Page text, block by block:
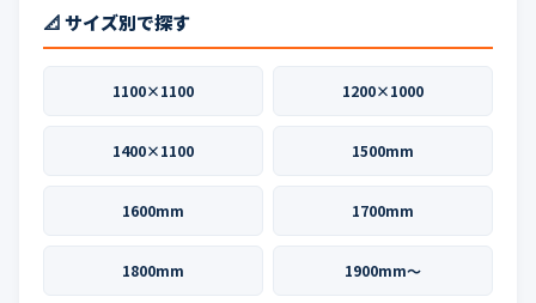
📐 サイズ別で探す
1100×1100 1200×1000
1400×1100 1500mm
1600mm 1700mm
1800mm 1900mm〜